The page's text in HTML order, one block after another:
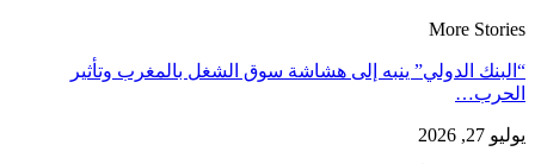
More Stories
“البنك الدولي” ينبه إلى هشاشة سوق الشغل بالمغرب وتأثير
الحرب…
يوليو 27, 2026